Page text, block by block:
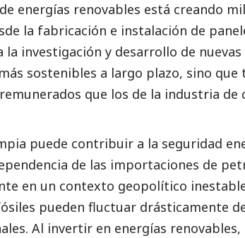
energías renovables está creando
la fabricación e instalación de
investigación y desarrollo de
sostenibles a largo plazo, sino que
que los de la industria de
puede contribuir a la seguridad
de las importaciones de
en un contexto geopolítico
pueden fluctuar drásticamente
Al invertir en energías renovables,